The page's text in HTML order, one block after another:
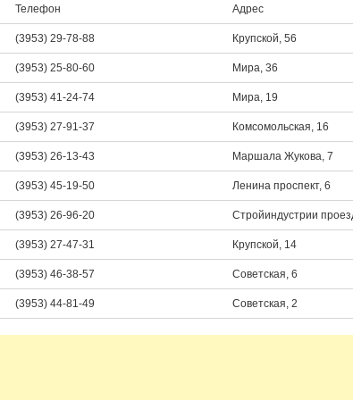
Телефон Адрес
(3953) 29-78-88 Крупской, 56
(3953) 25-80-60 Мира, 36
(3953) 41-24-74 Мира, 19
(3953) 27-91-37 Комсомольская, 16
(3953) 26-13-43 Маршала Жукова, 7
(3953) 45-19-50 Ленина проспект, 6
(3953) 26-96-20 Стройиндустрии
(3953) 27-47-31 Крупской, 14
(3953) 46-38-57 Советская, 6
(3953) 44-81-49 Советская, 2